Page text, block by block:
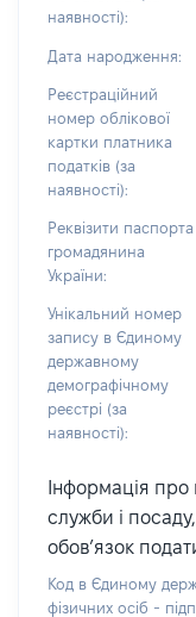
наявності):
Дата народження:
Реєстраційний
номер облікової
картки платника
податків (за
наявності):
Реквізити паспорта
громадянина
України:
Унікальний номер
запису в Єдиному
державному
демографічному
реєстрі (за
наявності):
Інформація
служби і
обов’язок
Код в Єдиному
фізичних осіб -